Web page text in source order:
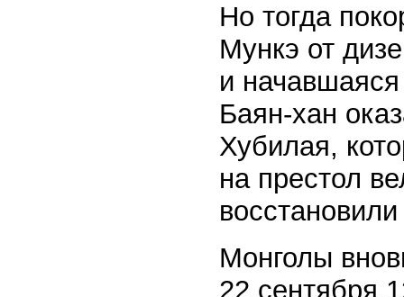
Но тогда
Мункэ от
и
Баян-хан
Хубилая,
на престол
Монголы
22 сентября